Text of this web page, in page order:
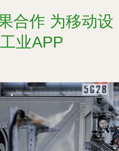
合作 为移动设
业APP